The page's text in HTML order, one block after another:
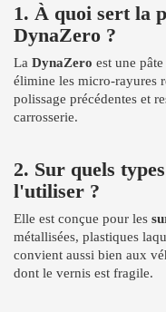
1. À quoi sert la
DynaZero ?
La DynaZero est une
élimine les micro-rayures
polissage précédentes et
carrosserie.
2. Sur quels
l'utiliser ?
Elle est conçue pour les
métallisées, plastiques
convient aussi bien aux
dont le vernis est fragile.